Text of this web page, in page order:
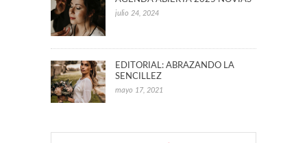
julio 24, 2024
EDITORIAL: ABRAZANDO LA
SENCILLEZ
mayo 17, 2021